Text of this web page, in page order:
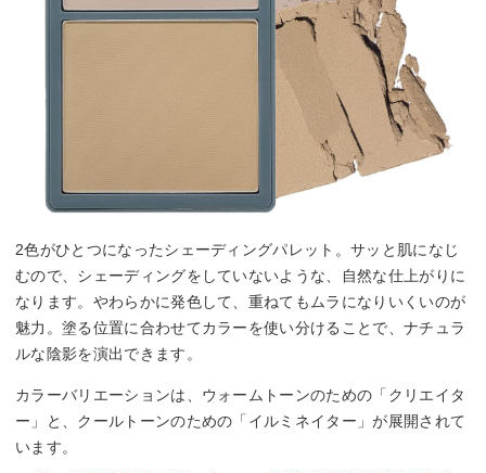
2色がひとつになったシェーディングパレット。サッと肌になじ
むので、シェーディングをしていないような、自然な仕上がりに
なります。やわらかに発色して、重ねてもムラになりいくいのが
魅力。塗る位置に合わせてカラーを使い分けることで、ナチュラ
ルな陰影を演出できます。
カラーバリエーションは、ウォームトーンのための「クリエイタ
ー」と、クールトーンのための「イルミネイター」が展開されて
います。